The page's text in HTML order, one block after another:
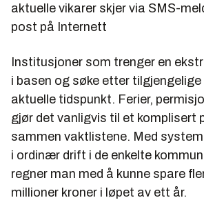
aktuelle vikarer skjer via SMS-
post på Internett
Institusjoner som trenger en
i basen og søke etter tilgjengelige
aktuelle tidspunkt. Ferier,
gjør det vanligvis til et komplisert
sammen vaktlistene. Med
i ordinær drift i de enkelte
regner man med å kunne spare
millioner kroner i løpet av ett år.